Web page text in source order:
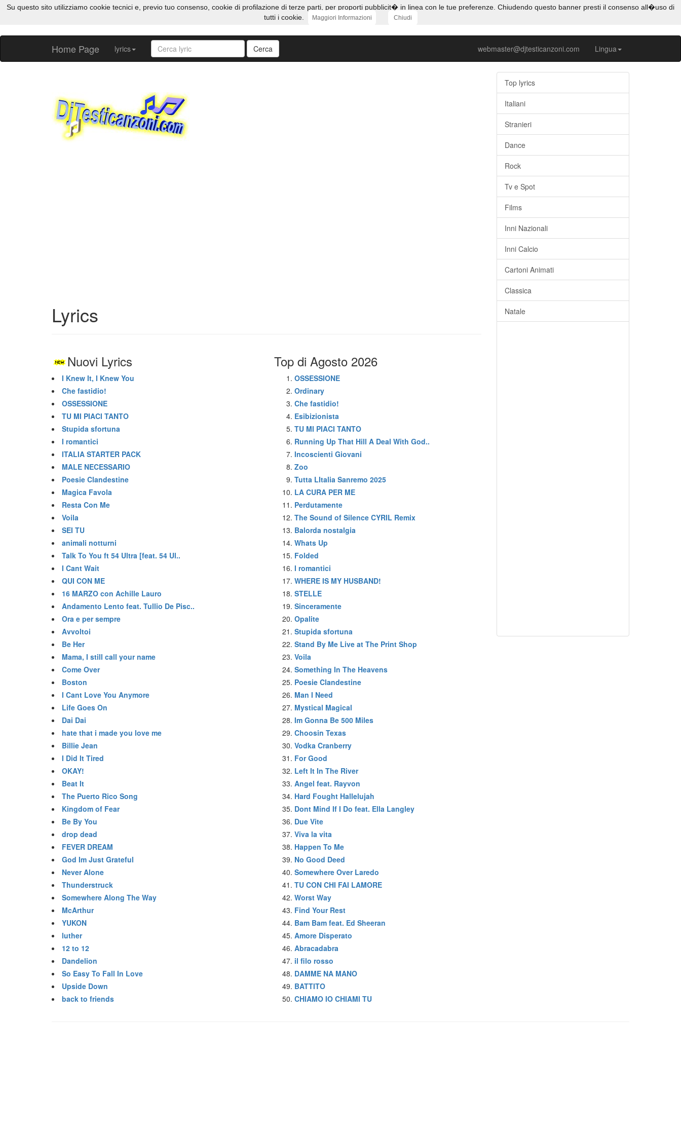
Home Page lyrics Cerca webmaster@djtesticanzoni.com Lingua
Lyrics
Nuovi Lyrics
I Knew It, I Knew You
Che fastidio!
OSSESSIONE
TU MI PIACI TANTO
Stupida sfortuna
I romantici
ITALIA STARTER PACK
MALE NECESSARIO
Poesie Clandestine
Magica Favola
Resta Con Me
Voila
SEI TU
animali notturni
Talk To You ft 54 Ultra [feat. 54 Ul..
I Cant Wait
QUI CON ME
16 MARZO con Achille Lauro
Andamento Lento feat. Tullio De Pisc..
Ora e per sempre
Avvoltoi
Be Her
Mama, I still call your name
Come Over
Boston
I Cant Love You Anymore
Life Goes On
Dai Dai
hate that i made you love me
Billie Jean
I Did It Tired
OKAY!
Beat It
The Puerto Rico Song
Kingdom of Fear
Be By You
drop dead
FEVER DREAM
God Im Just Grateful
Never Alone
Thunderstruck
Somewhere Along The Way
McArthur
YUKON
luther
12 to 12
Dandelion
So Easy To Fall In Love
Upside Down
back to friends
Top di Agosto 2026
OSSESSIONE
Ordinary
Che fastidio!
Esibizionista
TU MI PIACI TANTO
Running Up That Hill A Deal With God..
Incoscienti Giovani
Zoo
Tutta LItalia Sanremo 2025
LA CURA PER ME
Perdutamente
The Sound of Silence CYRIL Remix
Balorda nostalgia
Whats Up
Folded
I romantici
WHERE IS MY HUSBAND!
STELLE
Sinceramente
Opalite
Stupida sfortuna
Stand By Me Live at The Print Shop
Voila
Something In The Heavens
Poesie Clandestine
Man I Need
Mystical Magical
Im Gonna Be 500 Miles
Choosin Texas
Vodka Cranberry
For Good
Left It In The River
Angel feat. Rayvon
Hard Fought Hallelujah
Dont Mind If I Do feat. Ella Langley
Due Vite
Viva la vita
Happen To Me
No Good Deed
Somewhere Over Laredo
TU CON CHI FAI LAMORE
Worst Way
Find Your Rest
Bam Bam feat. Ed Sheeran
Amore Disperato
Abracadabra
il filo rosso
DAMME NA MANO
BATTITO
CHIAMO IO CHIAMI TU
Top lyrics
Italiani
Stranieri
Dance
Rock
Tv e Spot
Films
Inni Nazionali
Inni Calcio
Cartoni Animati
Classica
Natale
Su questo sito utilizziamo cookie tecnici e, previo tuo consenso, cookie di profilazione di terze parti, per proporti pubblicit� in linea con le tue preferenze. Chiudendo questo banner presti il consenso all�uso di
tutti i cookie.
Maggiori Informazioni Chiudi